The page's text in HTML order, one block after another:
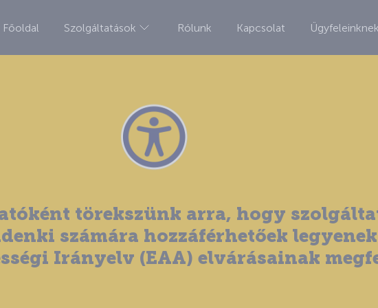
Főoldal Szolgáltatások Rólunk Kapcsolat Ügyfeleinknek
törekszünk arra, hogy
számára hozzáférhetőek
Irányelv (EAA) elvárásainak